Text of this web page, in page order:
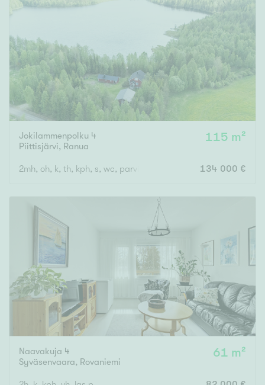
Tyydyttävä
Ominaisuudet
Hissi
Järvi- tai merinäköala
Maalämpö
Oma ranta
Oma sauna
Jokilammenpolku 4
Piittisjärvi, Ranua
115 m²
2mh, oh, k, th, kph, s, wc, parvi 134 000 €
Naavakuja 4
Syväsenvaara, Rovaniemi
61 m²